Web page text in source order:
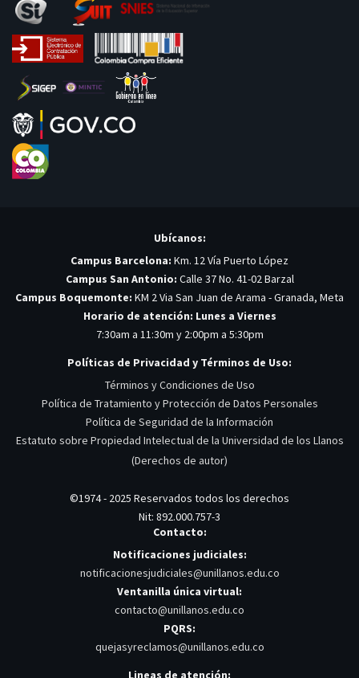
Ubícanos:
Campus Barcelona: Km. 12 Vía Puerto López
Campus San Antonio: Calle 37 No. 41-02 Barzal
Campus Boquemonte: KM 2 Via San Juan de Arama - Granada, Meta
Horario de atención: Lunes a Viernes
7:30am a 11:30m y 2:00pm a 5:30pm
Políticas de Privacidad y Términos de Uso:
Términos y Condiciones de Uso
Política de Tratamiento y Protección de Datos Personales
Política de Seguridad de la Información
Estatuto sobre Propiedad Intelectual de la Universidad de los Llanos
(Derechos de autor)
©1974 - 2025 Reservados todos los derechos
Nit: 892.000.757-3
Contacto:
Notificaciones judiciales:
notificacionesjudiciales@unillanos.edu.co
Ventanilla única virtual:
contacto@unillanos.edu.co
PQRS:
quejasyreclamos@unillanos.edu.co
Lineas de atención: